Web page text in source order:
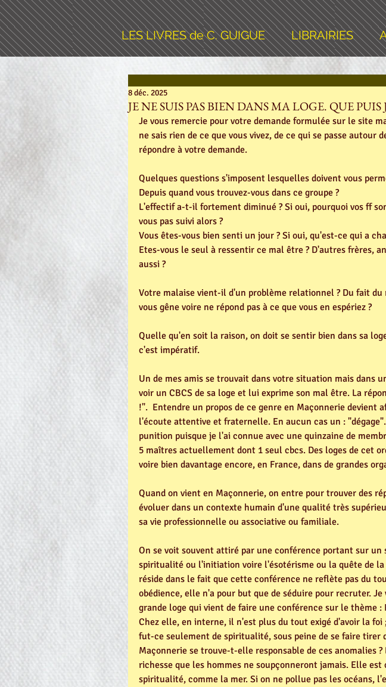
LES LIVRES de C. GUIGUE LIBRAIRIES
JE NE SUIS PAS BIEN DANS MA LOGE. QUE PUIS
8 déc. 2025
Je vous remercie pour votre demande formulée sur le site
ne sais rien de ce que vous vivez, de ce qui se passe autour
répondre à votre demande.
Quelques questions s'imposent lesquelles doivent vous
Depuis quand vous trouvez-vous dans ce groupe ?
L'effectif a-t-il fortement diminué ? Si oui, pourquoi vos ff
vous pas suivi alors ?
Vous êtes-vous bien senti un jour ? Si oui, qu'est-ce qui a
Etes-vous le seul à ressentir ce mal être ? D'autres frères,
aussi ?
Votre malaise vient-il d'un problème relationnel ? Du fait du
vous gêne voire ne répond pas à ce que vous en espériez ?
Quelle qu'en soit la raison, on doit se sentir bien dans sa
c'est impératif.
Un de mes amis se trouvait dans votre situation mais dans
voir un CBCS de sa loge et lui exprime son mal être. La
!".  Entendre un propos de ce genre en Maçonnerie
l'écoute attentive et fraternelle. En aucun cas un :
punition puisque je l'ai connue avec une quinzaine de
5 maîtres actuellement dont 1 seul cbcs. Des loges de cet
voire bien davantage encore, en France, dans de grandes
Quand on vient en Maçonnerie, on entre pour trouver des
évoluer dans un contexte humain d'une qualité très
sa vie professionnelle ou associative ou familiale.
On se voit souvent attiré par une conférence portant sur
spiritualité ou l'initiation voire l'ésotérisme ou la quête de
réside dans le fait que cette conférence ne reflète pas du
obédience, elle n'a pour but que de séduire pour recruter.
grande loge qui vient de faire une conférence sur le thème
Chez elle, en interne, il n'est plus du tout exigé d'avoir la
fut-ce seulement de spiritualité, sous peine de se faire tirer
Maçonnerie se trouve-t-elle responsable de ces anomalies
richesse que les hommes ne soupçonneront jamais. Elle
spiritualité, comme la mer. Si on ne pollue pas les océans,